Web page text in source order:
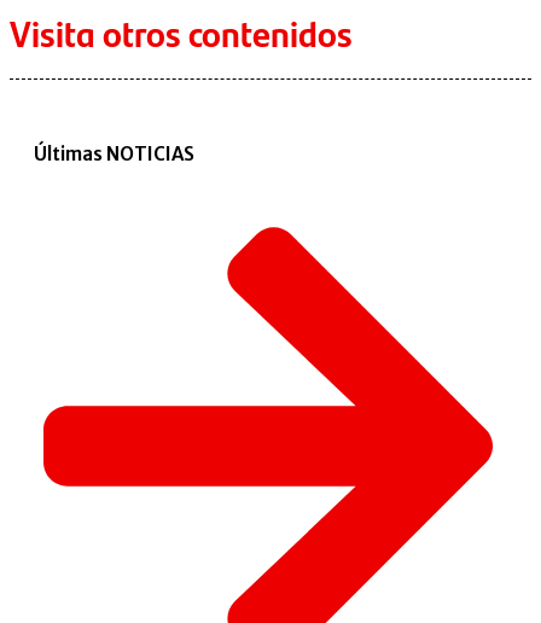
Visita otros contenidos
Últimas NOTICIAS